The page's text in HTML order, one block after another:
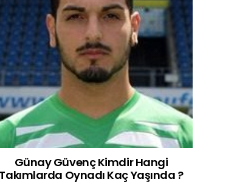
Günay Güvenç Kimdir Hangi
Takımlarda Oynadı Kaç Yaşında ?